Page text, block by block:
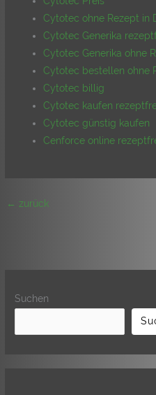
Cytotec ohne Rezept in
Cytotec Generika
Cytotec Generika ohne
Cytotec bestellen ohne
Cytotec billig
Cytotec kaufen
Cytotec günstig kaufen
Cenforce online
← zurück
Suchen